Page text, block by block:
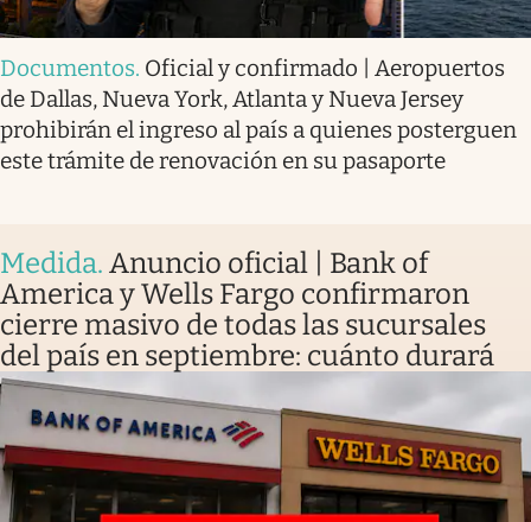
Documentos. Oficial y confirmado | Aeropuertos
de Dallas, Nueva York, Atlanta y Nueva Jersey
prohibirán el ingreso al país a quienes posterguen
este trámite de renovación en su pasaporte
Medida. Anuncio oficial | Bank of
America y Wells Fargo confirmaron
cierre masivo de todas las sucursales
del país en septiembre: cuánto durará